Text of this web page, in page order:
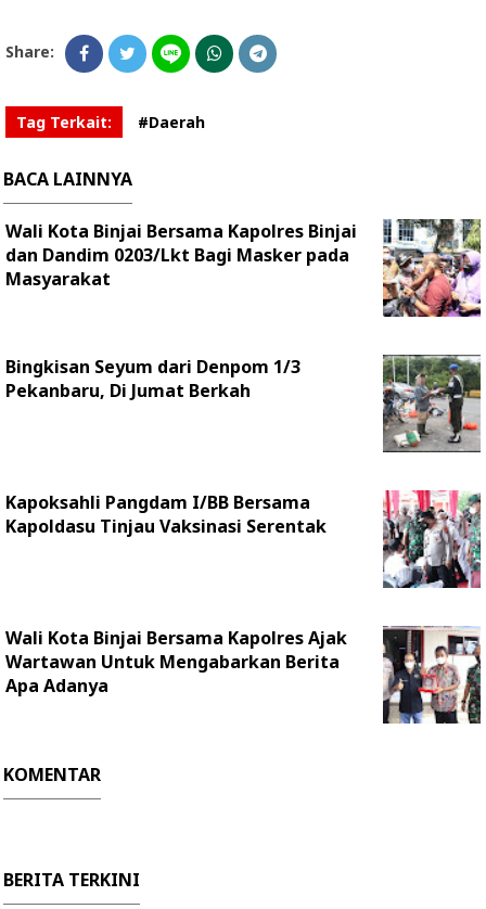
Share:
Tag Terkait: #Daerah
BACA LAINNYA
Wali Kota Binjai Bersama Kapolres Binjai
dan Dandim 0203/Lkt Bagi Masker pada
Masyarakat
Bingkisan Seyum dari Denpom 1/3
Pekanbaru, Di Jumat Berkah
Kapoksahli Pangdam I/BB Bersama
Kapoldasu Tinjau Vaksinasi Serentak
Wali Kota Binjai Bersama Kapolres Ajak
Wartawan Untuk Mengabarkan Berita
Apa Adanya
KOMENTAR
BERITA TERKINI